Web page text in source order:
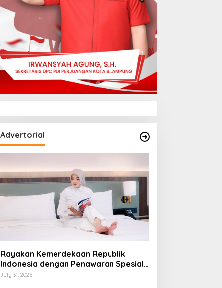
Advertorial
Rayakan Kemerdekaan Republik
Indonesia dengan Penawaran Spesial
Freedom to Relax di Holiday Inn
July 31, 2026